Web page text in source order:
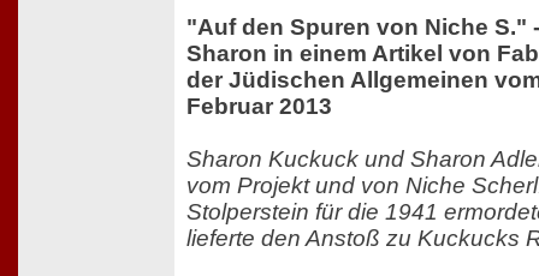
"Auf den Spuren von Niche S."
Sharon in einem Artikel von
der Jüdischen Allgemeinen
Februar 2013
Sharon Kuckuck und Sharon
vom Projekt und von Niche
Stolperstein für die 1941
lieferte den Anstoß zu Kuckucks